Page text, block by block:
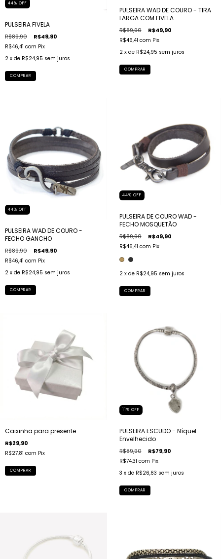
44% OFF
PULSEIRA FIVELA
R$89,90 R$49,90
R$46,41 com Pix
2 x de R$24,95 sem juros
COMPRAR
PULSEIRA WAD DE COURO - TIRA
LARGA COM FIVELA
R$89,90 R$49,90
R$46,41 com Pix
2 x de R$24,95 sem juros
COMPRAR
44% OFF
PULSEIRA WAD DE COURO -
FECHO GANCHO
R$89,90 R$49,90
R$46,41 com Pix
2 x de R$24,95 sem juros
COMPRAR
44% OFF
PULSEIRA DE COURO WAD -
FECHO MOSQUETÃO
R$89,90 R$49,90
R$46,41 com Pix
2 x de R$24,95 sem juros
COMPRAR
Caixinha para presente
R$29,90
R$27,81 com Pix
COMPRAR
11% OFF
PULSEIRA ESCUDO - Níquel
Envelhecido
R$89,90 R$79,90
R$74,31 com Pix
3 x de R$26,63 sem juros
COMPRAR